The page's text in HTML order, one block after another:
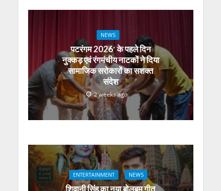
NEWS
पटरंगम 2026′ के पहले दिन
नुक्कड़ एवं रंगमंचीय नाटकों ने दिया
सामाजिक सरोकारों का सशक्त
संदेश
2 weeks ago
ENTERTAINMENT NEWS